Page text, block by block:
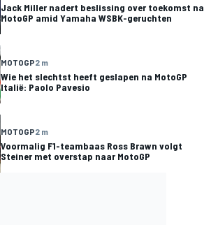
Jack Miller nadert beslissing over toekomst na
MotoGP amid Yamaha WSBK-geruchten
MOTOGP2 m
Wie het slechtst heeft geslapen na MotoGP
Italië: Paolo Pavesio
MOTOGP2 m
Voormalig F1-teambaas Ross Brawn volgt
Steiner met overstap naar MotoGP